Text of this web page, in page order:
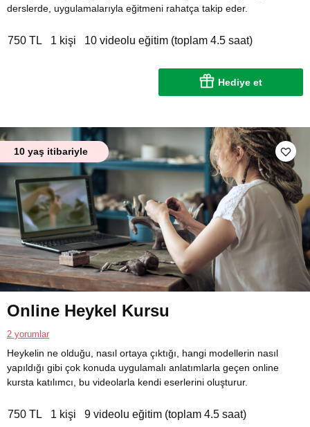
derslerde, uygulamalarıyla eğitmeni rahatça takip eder.
750 TL 1 kişi 10 videolu eğitim (toplam 4.5 saat)
Hediye et
10 yaş itibariyle
Online Heykel Kursu
2 yorumlar
Heykelin ne olduğu, nasıl ortaya çıktığı, hangi modellerin nasıl
yapıldığı gibi çok konuda uygulamalı anlatımlarla geçen online
kursta katılımcı, bu videolarla kendi eserlerini oluşturur.
750 TL 1 kişi 9 videolu eğitim (toplam 4.5 saat)